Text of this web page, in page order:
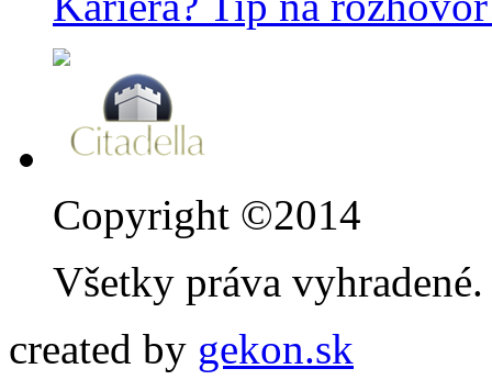
Copyright ©2014
Všetky práva vyhradené.
created by gekon.sk